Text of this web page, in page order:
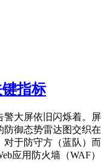
指标
警大屏依旧闪烁着。屏
御态势雷达图交织在
对于防守方（蓝队）而
应用防火墙（WAF）